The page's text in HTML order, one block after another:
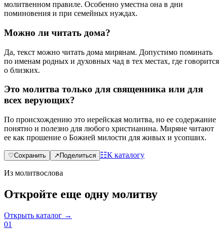
молитвенном правиле. Особенно уместна она в дни
поминовения и при семейных нуждах.
Можно ли читать дома?
Да, текст можно читать дома мирянам. Допустимо поминать
по именам родных и духовных чад в тех местах, где говорится
о близких.
Это молитва только для священника или для
всех верующих?
По происхождению это иерейская молитва, но ее содержание
понятно и полезно для любого христианина. Миряне читают
ее как прошение о Божией милости для живых и усопших.
♡Сохранить ↗ Поделиться ☷К каталогу
Из молитвослова
Откройте еще одну молитву
Открыть каталог →
01